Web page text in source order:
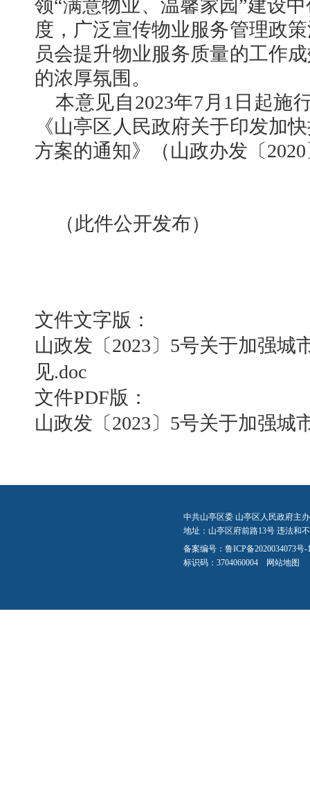
领“满意物业、温馨家园”建设
度，广泛宣传物业服务管理政
员会提升物业服务质量的工作
的浓厚氛围。
本意见自2023年7月1日起施
《山亭区人民政府关于印发加
方案的通知》（山政办发〔
（此件公开发布）
文件文字版：
山政发〔2023〕5号关于加强城
见.doc
文件PDF版：
山政发〔2023〕5号关于加强城
中共山亭区委 山亭区人民政府主
地址：山亭区府前路13号 违法和
备案编号： 鲁ICP备2020034073号-
标识码：3704060004 网站地图